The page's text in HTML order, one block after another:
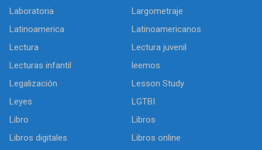
Laboratoria
Largometraje
Latinoamerica
Latinoamericanos
Lectura
Lectura juvenil
Lecturas infantil
leemos
Legalización
Lesson Study
Leyes
LGTBI
Libro
Libros
Libros digitales
Libros online